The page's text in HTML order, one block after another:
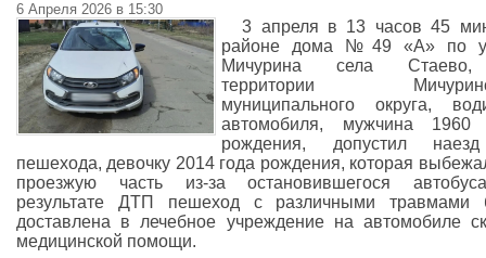
6 Апреля 2026 в 15:30
3 апреля в 13 часов 45
районе дома №49 «А» по
Мичурина села
территории
муниципального округа,
автомобиля, мужчина 1960
рождения, допустил
пешехода, девочку 2014 года рождения, которая
проезжую часть из-за остановившегося
результате ДТП пешеход с различными травмами
доставлена в лечебное учреждение на автомобиле
медицинской помощи.